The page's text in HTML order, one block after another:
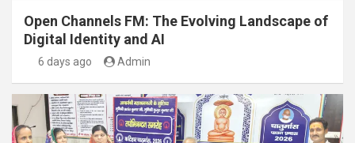
Open Channels FM: The Evolving Landscape of
Digital Identity and AI
6 days ago Admin